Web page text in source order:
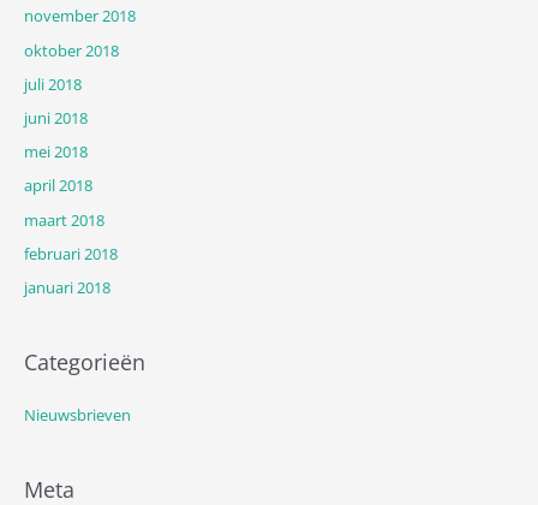
november 2018
oktober 2018
juli 2018
juni 2018
mei 2018
april 2018
maart 2018
februari 2018
januari 2018
Categorieën
Nieuwsbrieven
Meta